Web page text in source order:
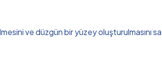
ve düzgün bir yüzey oluşturulmasını